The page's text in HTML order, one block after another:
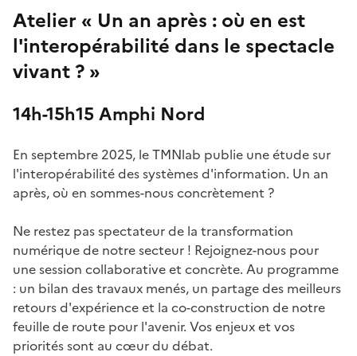
Atelier « Un an après : où en est
l'interopérabilité dans le spectacle
vivant ? »
14h-15h15 Amphi Nord
En septembre 2025, le TMNlab publie une étude sur
l'interopérabilité des systèmes d'information. Un an
après, où en sommes-nous concrètement ?
Ne restez pas spectateur de la transformation
numérique de notre secteur ! Rejoignez-nous pour
une session collaborative et concrète. Au programme
: un bilan des travaux menés, un partage des meilleurs
retours d'expérience et la co-construction de notre
feuille de route pour l'avenir. Vos enjeux et vos
priorités sont au cœur du débat.